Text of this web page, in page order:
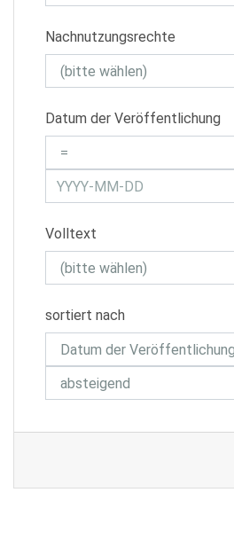
Nachnutzungsrechte
Datum der Veröffentlichung
Volltext
sortiert nach